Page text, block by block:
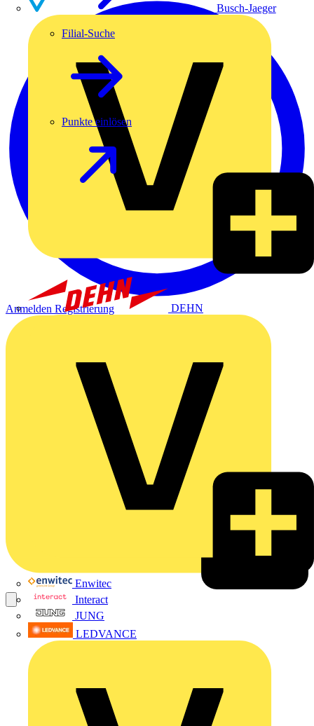
Busch-Jaeger
DEHN
Enwitec
Interact
JUNG
LEDVANCE
Filial-Suche
Punkte einlösen
Anmelden Registrierung